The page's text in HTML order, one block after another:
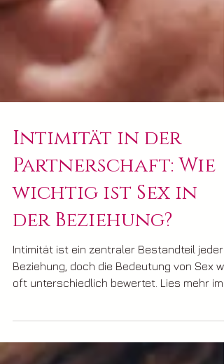
Intimität in der
Partnerschaft: Wie
wichtig ist Sex in
der Beziehung?
Intimität ist ein zentraler Bestandteil jeder
Beziehung, doch die Bedeutung von Sex
Blog...